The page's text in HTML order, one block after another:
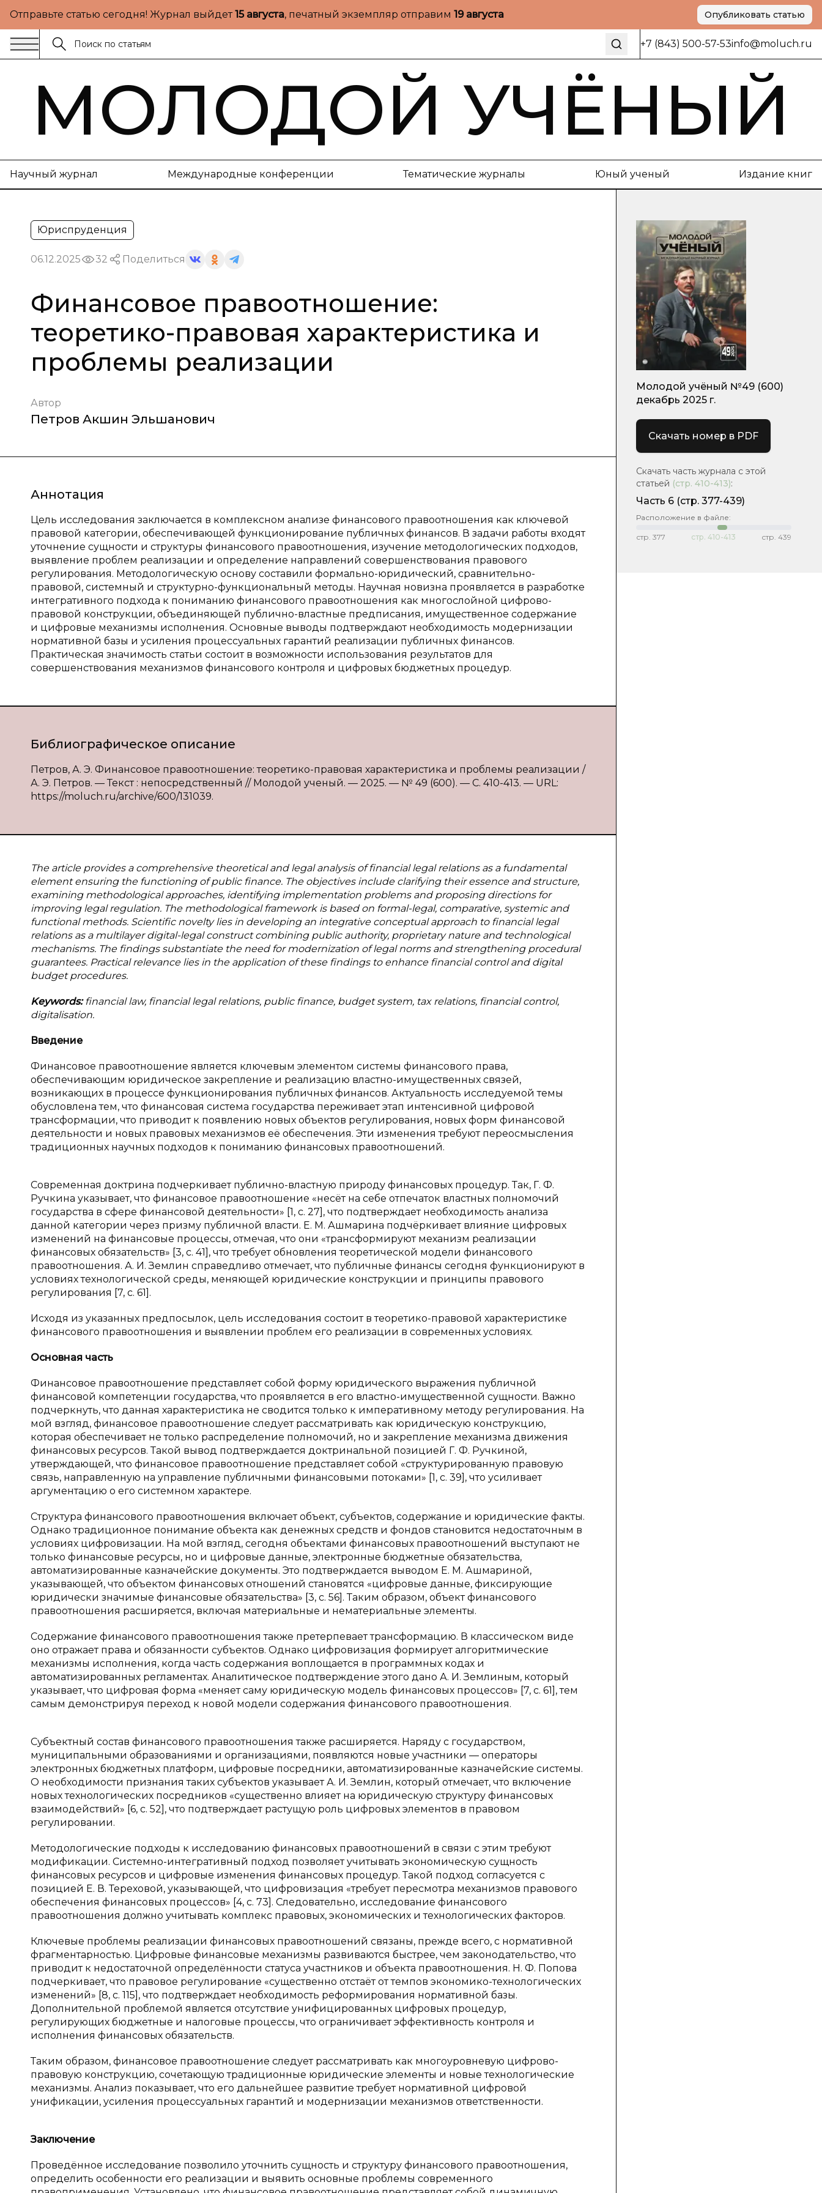
Отправьте статью сегодня! Журнал выйдет15 августа, печатный экземпляр отправим 19 августа Опубликовать статью
+7 (843) 500-57-53info@moluch.ru
МОЛОДОЙ УЧЁНЫЙ
Научный журнал Международные конференции Тематические журналы Юный ученый Издание книг
Юриспруденция
06.12.2025 32 Поделиться
Финансовое правоотношение:
теоретико-правовая характеристика и
проблемы реализации
Автор
Петров Акшин Эльшанович
Аннотация
Цель исследования заключается в комплексном анализе финансового правоотношения как ключевой
правовой категории, обеспечивающей функционирование публичных финансов. В задачи работы входят
уточнение сущности и структуры финансового правоотношения, изучение методологических подходов,
выявление проблем реализации и определение направлений совершенствования правового
регулирования. Методологическую основу составили формально-юридический, сравнительно-
правовой, системный и структурно-функциональный методы. Научная новизна проявляется в разработке
интегративного подхода к пониманию финансового правоотношения как многослойной цифрово-
правовой конструкции, объединяющей публично-властные предписания, имущественное содержание
и цифровые механизмы исполнения. Основные выводы подтверждают необходимость модернизации
нормативной базы и усиления процессуальных гарантий реализации публичных финансов.
Практическая значимость статьи состоит в возможности использования результатов для
совершенствования механизмов финансового контроля и цифровых бюджетных процедур.
Библиографическое описание
Петров, А. Э. Финансовое правоотношение: теоретико-правовая характеристика и проблемы реализации /
А. Э. Петров. — Текст : непосредственный // Молодой ученый. — 2025. — № 49 (600). — С. 410-413. — URL:
https://moluch.ru/archive/600/131039.
The article provides a comprehensive theoretical and legal analysis of financial legal relations as a fundamental
element ensuring the functioning of public finance. The objectives include clarifying their essence and structure,
examining methodological approaches, identifying implementation problems and proposing directions for
improving legal regulation. The methodological framework is based on formal-legal, comparative, systemic and
functional methods. Scientific novelty lies in developing an integrative conceptual approach to financial legal
relations as a multilayer digital-legal construct combining public authority, proprietary nature and technological
mechanisms. The findings substantiate the need for modernization of legal norms and strengthening procedural
guarantees. Practical relevance lies in the application of these findings to enhance financial control and digital
budget procedures.
Keywords:financial law, financial legal relations, public finance, budget system, tax relations, financial control,
digitalisation.
Введение
Финансовое правоотношение является ключевым элементом системы финансового права,
обеспечивающим юридическое закрепление и реализацию властно-имущественных связей,
возникающих в процессе функционирования публичных финансов. Актуальность исследуемой темы
обусловлена тем, что финансовая система государства переживает этап интенсивной цифровой
трансформации, что приводит к появлению новых объектов регулирования, новых форм финансовой
деятельности и новых правовых механизмов её обеспечения. Эти изменения требуют переосмысления
традиционных научных подходов к пониманию финансовых правоотношений.
Современная доктрина подчеркивает публично-властную природу финансовых процедур. Так, Г. Ф.
Ручкина указывает, что финансовое правоотношение «несёт на себе отпечаток властных полномочий
государства в сфере финансовой деятельности» [1, с. 27], что подтверждает необходимость анализа
данной категории через призму публичной власти. Е. М. Ашмарина подчёркивает влияние цифровых
изменений на финансовые процессы, отмечая, что они «трансформируют механизм реализации
финансовых обязательств» [3, с. 41], что требует обновления теоретической модели финансового
правоотношения. А. И. Землин справедливо отмечает, что публичные финансы сегодня функционируют в
условиях технологической среды, меняющей юридические конструкции и принципы правового
регулирования [7, с. 61].
Исходя из указанных предпосылок, цель исследования состоит в теоретико-правовой характеристике
финансового правоотношения и выявлении проблем его реализации в современных условиях.
Основная часть
Финансовое правоотношение представляет собой форму юридического выражения публичной
финансовой компетенции государства, что проявляется в его властно-имущественной сущности. Важно
подчеркнуть, что данная характеристика не сводится только к императивному методу регулирования. На
мой взгляд, финансовое правоотношение следует рассматривать как юридическую конструкцию,
которая обеспечивает не только распределение полномочий, но и закрепление механизма движения
финансовых ресурсов. Такой вывод подтверждается доктринальной позицией Г. Ф. Ручкиной,
утверждающей, что финансовое правоотношение представляет собой «структурированную правовую
связь, направленную на управление публичными финансовыми потоками» [1, с. 39], что усиливает
аргументацию о его системном характере.
Структура финансового правоотношения включает объект, субъектов, содержание и юридические факты.
Однако традиционное понимание объекта как денежных средств и фондов становится недостаточным в
условиях цифровизации. На мой взгляд, сегодня объектами финансовых правоотношений выступают не
только финансовые ресурсы, но и цифровые данные, электронные бюджетные обязательства,
автоматизированные казначейские документы. Это подтверждается выводом Е. М. Ашмариной,
указывающей, что объектом финансовых отношений становятся «цифровые данные, фиксирующие
юридически значимые финансовые обязательства» [3, с. 56]. Таким образом, объект финансового
правоотношения расширяется, включая материальные и нематериальные элементы.
Содержание финансового правоотношения также претерпевает трансформацию. В классическом виде
оно отражает права и обязанности субъектов. Однако цифровизация формирует алгоритмические
механизмы исполнения, когда часть содержания воплощается в программных кодах и
автоматизированных регламентах. Аналитическое подтверждение этого дано А. И. Землиным, который
указывает, что цифровая форма «меняет саму юридическую модель финансовых процессов» [7, с. 61], тем
самым демонстрируя переход к новой модели содержания финансового правоотношения.
Субъектный состав финансового правоотношения также расширяется. Наряду с государством,
муниципальными образованиями и организациями, появляются новые участники — операторы
электронных бюджетных платформ, цифровые посредники, автоматизированные казначейские системы.
О необходимости признания таких субъектов указывает А. И. Землин, который отмечает, что включение
новых технологических посредников «существенно влияет на юридическую структуру финансовых
взаимодействий» [6, с. 52], что подтверждает растущую роль цифровых элементов в правовом
регулировании.
Методологические подходы к исследованию финансовых правоотношений в связи с этим требуют
модификации. Системно-интегративный подход позволяет учитывать экономическую сущность
финансовых ресурсов и цифровые изменения финансовых процедур. Такой подход согласуется с
позицией Е. В. Тереховой, указывающей, что цифровизация «требует пересмотра механизмов правового
обеспечения финансовых процессов» [4, с. 73]. Следовательно, исследование финансового
правоотношения должно учитывать комплекс правовых, экономических и технологических факторов.
Ключевые проблемы реализации финансовых правоотношений связаны, прежде всего, с нормативной
фрагментарностью. Цифровые финансовые механизмы развиваются быстрее, чем законодательство, что
приводит к недостаточной определённости статуса участников и объекта правоотношения. Н. Ф. Попова
подчеркивает, что правовое регулирование «существенно отстаёт от темпов экономико-технологических
изменений» [8, с. 115], что подтверждает необходимость реформирования нормативной базы.
Дополнительной проблемой является отсутствие унифицированных цифровых процедур,
регулирующих бюджетные и налоговые процессы, что ограничивает эффективность контроля и
исполнения финансовых обязательств.
Таким образом, финансовое правоотношение следует рассматривать как многоуровневую цифрово-
правовую конструкцию, сочетающую традиционные юридические элементы и новые технологические
механизмы. Анализ показывает, что его дальнейшее развитие требует нормативной цифровой
унификации, усиления процессуальных гарантий и модернизации механизмов ответственности.
Заключение
Проведённое исследование позволило уточнить сущность и структуру финансового правоотношения,
определить особенности его реализации и выявить основные проблемы современного
Молодой учёный №49 (600)
декабрь 2025 г.
Скачать номер в PDF
Скачать часть журнала с этой
статьей (стр. 410-413):
Часть 6 (стр. 377-439)
Расположение в файле:
стр. 377 стр. 410-413 стр. 439